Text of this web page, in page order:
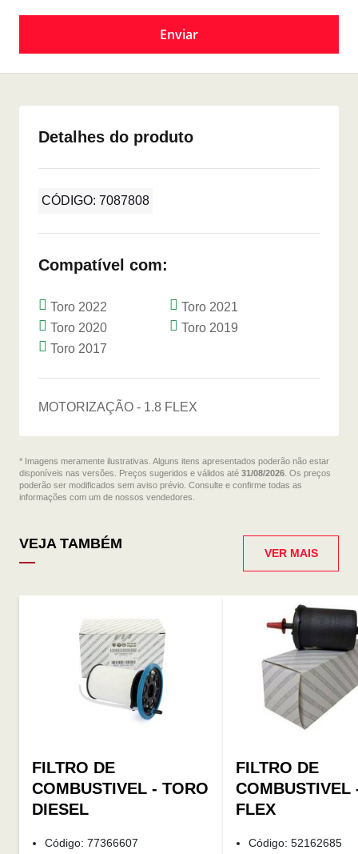
Detalhes do produto
CÓDIGO: 7087808
Compatível com:
Toro 2022
Toro 2021
Toro 2020
Toro 2019
Toro 2017
MOTORIZAÇÃO - 1.8 FLEX
* Imagens meramente ilustrativas. Alguns itens apresentados poderão não estar
disponíveis nas versões. Preços sugeridos e válidos até 31/08/2026 . Os preços
poderão ser modificados sem aviso prévio. Consulte e confirme todas as
informações com um de nossos vendedores.
VEJA TAMBÉM
VER MAIS
FILTRO DE
COMBUSTIVEL - TORO
DIESEL
Código: 77366607
FILTRO DE
COMBUSTIVEL
FLEX
Código: 52162685